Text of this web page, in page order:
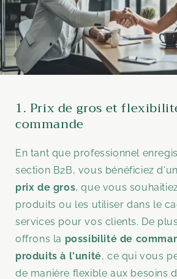
1. Prix de gros et
commande
En tant que professionnel
section B2B, vous bénéficiez
prix de gros, que vous
produits ou les utiliser dans le
services pour vos clients. De
offrons la possibilité de
produits à l'unité, ce qui vous
de manière flexible aux besoins